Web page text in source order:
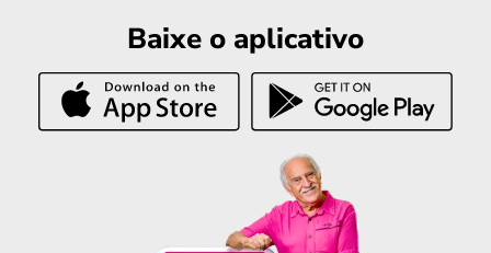
Baixe o aplicativo